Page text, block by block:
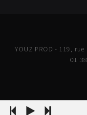
YOUZ PROD - 119,
01